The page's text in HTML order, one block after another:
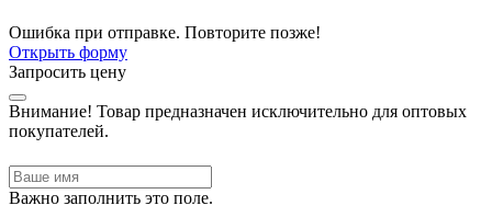
Ошибка при отправке. Повторите позже!
Открыть форму
Запросить цену
Внимание! Товар предназначен исключительно для оптовых
покупателей.
Важно заполнить это поле.